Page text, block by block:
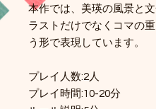
本作では、美瑛の風景と
ラストだけでなくコマの
う形で表現しています。
プレイ人数:2人
プレイ時間:10-20分